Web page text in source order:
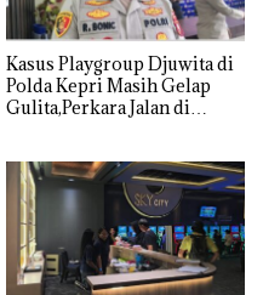
Kasus Playgroup Djuwita di
Polda Kepri Masih Gelap
Gulita,Perkara Jalan di